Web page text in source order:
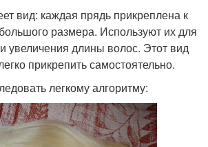
вид: каждая прядь прикреплена к
размера. Используют их для
увеличения длины волос. Этот вид
прикрепить самостоятельно.
легкому алгоритму: